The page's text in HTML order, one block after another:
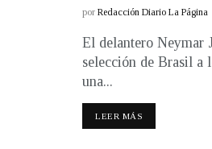
por Redacción Diario La Página
El delantero Neymar
selección de Brasil a
una...
LEER MÁS